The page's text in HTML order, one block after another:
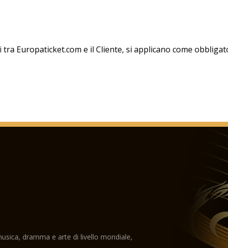
Europaticket.com e il Cliente, si applicano come
dramma e arte di livello mondiale,